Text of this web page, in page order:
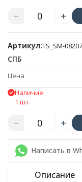
Артикул:TS_SM-
СПБ
Цена
Наличие
1 шт.
Написать в
Описание